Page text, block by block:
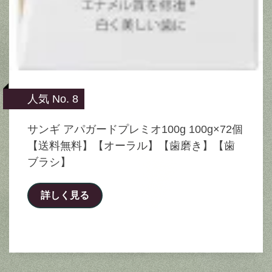
人気 No. 8
サンギ アパガードプレミオ100g 100g×72個
【送料無料】【オーラル】【歯磨き】【歯
ブラシ】
詳しく見る